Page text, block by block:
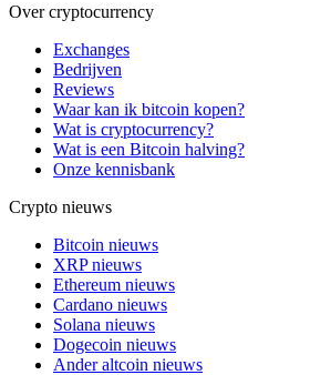
Over cryptocurrency
Exchanges
Bedrijven
Reviews
Waar kan ik bitcoin kopen?
Wat is cryptocurrency?
Wat is een Bitcoin halving?
Onze kennisbank
Crypto nieuws
Bitcoin nieuws
XRP nieuws
Ethereum nieuws
Cardano nieuws
Solana nieuws
Dogecoin nieuws
Ander altcoin nieuws